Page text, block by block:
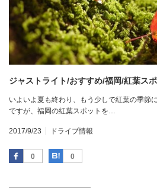
ジャストライト/おすすめ/福岡/紅葉ス
いよいよ夏も終わり、もう少しで紅葉の季節
ですが、福岡の紅葉スポットを…
2017/9/23 ドライブ情報
0
Facebook 0
はてなブックマーク